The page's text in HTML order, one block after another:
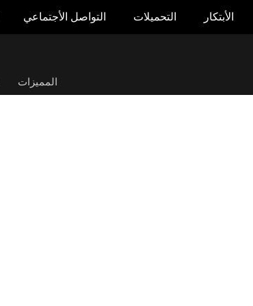
الأبتكار التحميلات التواصل الأجتماعي
المميزات
ROG STRIX 1000W Platinum